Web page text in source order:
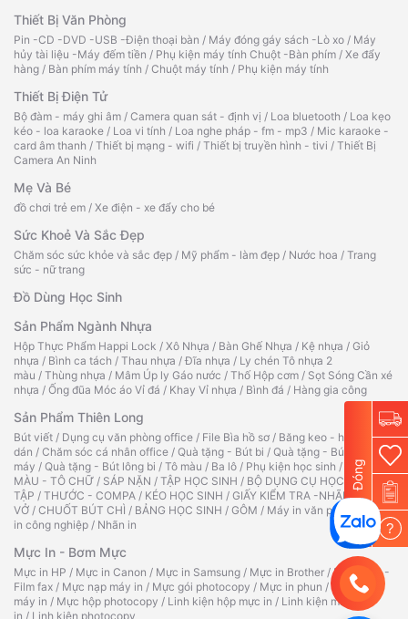
Thiết Bị Văn Phòng
Pin -CD -DVD -USB -Điện thoại bàn / Máy đóng gáy sách -Lò xo / Máy
hủy tài liệu -Máy đếm tiền / Phụ kiện máy tính Chuột -Bàn phím / Xe đẩy
hàng / Bàn phím máy tính / Chuột máy tính / Phụ kiện máy tính
Thiết Bị Điện Tử
Bộ đàm - máy ghi âm / Camera quan sát - định vị / Loa bluetooth / Loa kẹo
kéo - loa karaoke / Loa vi tính / Loa nghe pháp - fm - mp3 / Mic karaoke -
card âm thanh / Thiết bị mạng - wifi / Thiết bị truyền hình - tivi / Thiết Bị
Camera An Ninh
Mẹ Và Bé
đồ chơi trẻ em / Xe điện - xe đẩy cho bé
Sức Khoẻ Và Sắc Đẹp
Chăm sóc sức khỏe và sắc đẹp / Mỹ phẩm - làm đẹp / Nước hoa / Trang
sức - nữ trang
Đồ Dùng Học Sinh
Sản Phẩm Ngành Nhựa
Hộp Thực Phẩm Happi Lock / Xô Nhựa / Bàn Ghế Nhựa / Kệ nhựa / Giỏ
nhựa / Bình ca tách / Thau nhựa /Đĩa nhựa / Ly chén Tô nhựa 2
màu / Thùng nhựa / Mâm Úp ly Gáo nước / Thố Hộp cơm / Sọt Sóng Cần xé
nhựa / Ống đũa Móc áo Vỉ đá / Khay Vỉ nhựa / Bình đá / Hàng gia công
Sản Phẩm Thiên Long
Bút viết / Dụng cụ văn phòng office / File Bìa hồ sơ / Băng keo - hồ
dán / Chăm sóc cá nhân office / Quà tặng - Bút bi / Quà tặng - Bút
máy / Quà tặng - Bút lông bi / Tô màu / Ba lô / Phụ kiện học sinh /
TẬP TÔ
MÀU - TÔ CHỮ / SÁP NẶN / TẬP HỌC SINH / BỘ DỤNG CỤ HỌC
TẬP / THƯỚC - COMPA / KÉO HỌC SINH / GIẤY KIỂM TRA -NHÃN
VỞ / CHUỐT BÚT CHÌ / BẢNG HỌC SINH / GÔM / Máy in văn phòng
Máy
in công nghiệp / Nhãn in
Mực In - Bơm Mực
Mực in HP / Mực in Canon / Mực in Samsung / Mực in Brother /Ruy băng -
Film fax / Mực nạp máy in / Mực gói photocopy / Mực in phun / Hộp mực
máy in / Mực hộp photocopy / Linh kiện hộp mực in / Linh kiện máy
in / Linh kiện photocopy
Đóng
?